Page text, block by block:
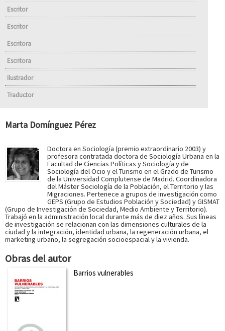
Escritor
Escritor
Escritora
Escritora
Ilustrador
Traductor
Marta Domínguez Pérez
Doctora en Sociología (premio extraordinario 2003) y
profesora contratada doctora de Sociología Urbana en la
Facultad de Ciencias Políticas y Sociología y de
Sociología del Ocio y el Turismo en el Grado de Turismo
de la Universidad Complutense de Madrid. Coordinadora
del Máster Sociología de la Población, el Territorio y las
Migraciones. Pertenece a grupos de investigación como
GEPS (Grupo de Estudios Población y Sociedad) y GISMAT
(Grupo de Investigación de Sociedad, Medio Ambiente y Territorio).
Trabajó en la administración local durante más de diez años. Sus líneas
de investigación se relacionan con las dimensiones culturales de la
ciudad y la integración, identidad urbana, la regeneración urbana, el
marketing urbano, la segregación socioespacial y la vivienda.
Obras del autor
Barrios vulnerables